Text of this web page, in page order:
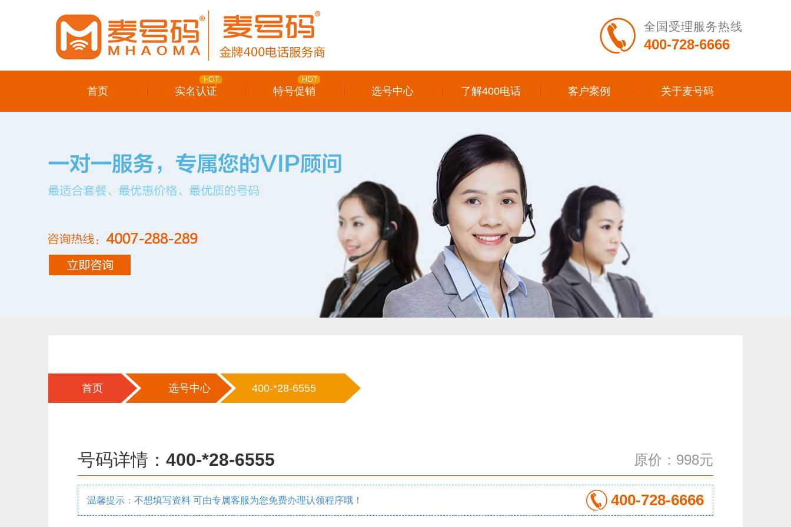
全国受理服务热线
400-728-6666
首页 实名认证 特号促销 选号中心 了解400电话 客户案例 关于麦号码
首页 选号中心 400-*28-6555
号码详情： 400-*28-6555 原价：998元
温馨提示：不想填写资料 可由专属客服为您免费办理认领程序哦！ 400-728-6666